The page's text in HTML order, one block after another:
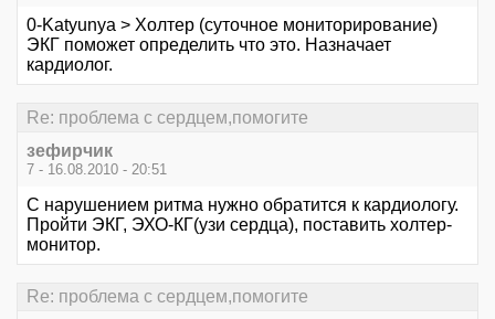
0-Katyunya > Холтер (суточное мониторирование)
ЭКГ поможет определить что это. Назначает
кардиолог.
Re: проблема с сердцем,помогите
зефирчик
7 - 16.08.2010 - 20:51
С нарушением ритма нужно обратится к кардиологу.
Пройти ЭКГ, ЭХО-КГ(узи сердца), поставить холтер-
монитор.
Re: проблема с сердцем,помогите